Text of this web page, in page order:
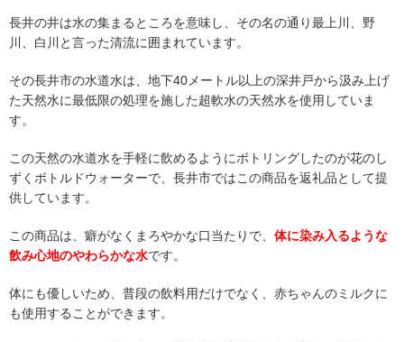
長井の井は水の集まるところを意味し、その名の通り最上川、野
川、白川と言った清流に囲まれています。
その長井市の水道水は、地下40メートル以上の深井戸から汲み上げ
た天然水に最低限の処理を施した超軟水の天然水を使用していま
す。
この天然の水道水を手軽に飲めるようにボトリングしたのが花のし
ずくボトルドウォーターで、長井市ではこの商品を返礼品として提
供しています。
この商品は、癖がなくまろやかな口当たりで、 体に染み入るような
飲み心地のやわらかな水です。
体にも優しいため、普段の飲料用だけでなく、赤ちゃんのミルクに
も使用することができます。